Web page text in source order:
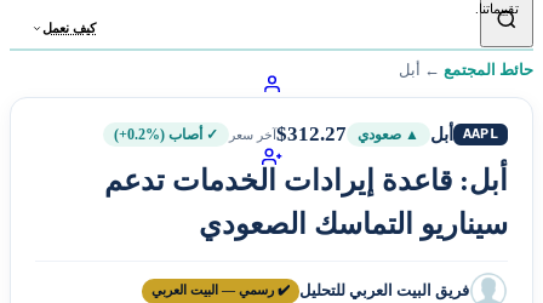
تقييماتنا.
كيف نعمل
حائط المجتمع ← أبل
AAPL أبل ▲ صعودي $312.27آخر سعر ✓ أصاب(+0.2%)
أبل: قاعدة إيرادات الخدمات تدعم
سيناريو التماسك الصعودي
فريق البيت العربي للتحليل ✔️ رسمي — البيت العربي